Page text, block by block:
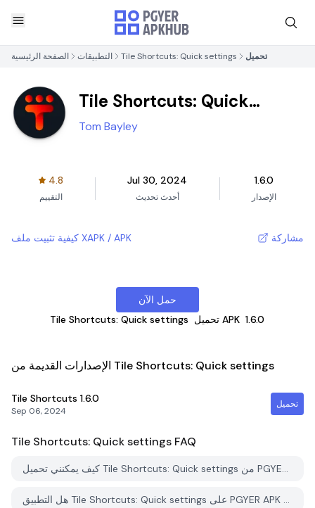
الصفحة الرئيسية التطبيقات Tile Shortcuts: Quick settings تحميل
Tile Shortcuts: Quick
settings
Tom Bayley
4.8
التقييم
Jul 30, 2024
أحدث تحديث
1.6.0
الإصدار
كيفية تثبيت ملف XAPK / APK مشاركة
حمل الآن
Tile Shortcuts: Quick settings
تحميل APK 1.6.0
الإصدارات القديمة من Tile Shortcuts: Quick settings
Tile Shortcuts 1.6.0
Sep 06, 2024
تحميل
Tile Shortcuts: Quick settings FAQ
كيف يمكنني تحميل Tile Shortcuts: Quick settings من PGYER APK HUB؟
هل التطبيق Tile Shortcuts: Quick settings على PGYER APK HUB مجاني للتحميل؟